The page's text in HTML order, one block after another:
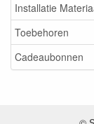
Installatie
Toebehoren
Cadeaubonnen